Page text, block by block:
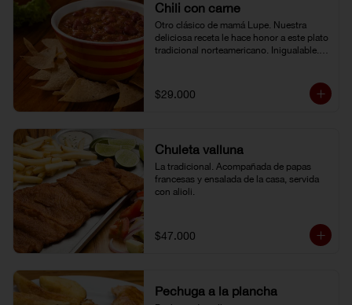
Chili con carne
Otro clásico de mamá Lupe. Nuestra
deliciosa receta le hace honor a este plato
tradicional norteamericano. Inigualable.
$29.000
Chuleta valluna
La tradicional. Acompañada de papas
francesas y ensalada de la casa, servida
con alioli.
$47.000
Pechuga a la plancha